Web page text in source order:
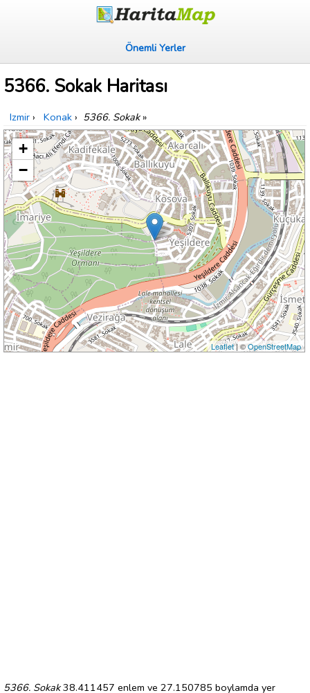
Önemli Yerler
5366. Sokak Haritası
Izmir › Konak › 5366. Sokak»
+
−
Leaflet| ©OpenStreetMap
5366. Sokak38.411457 enlem ve 27.150785 boylamda yer